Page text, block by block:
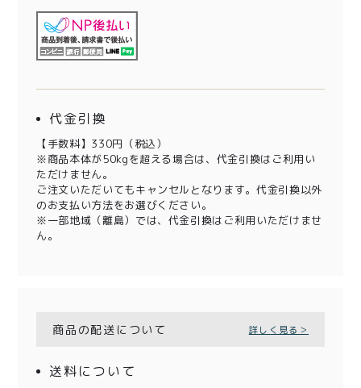
代金引換
【手数料】330円（税込）
※商品本体が50kgを超える場合は、代金引換はご利用い
ただけません。
ご注文いただいてもキャンセルとなります。代金引換以外
のお支払い方法をお選びください。
※一部地域（離島）では、代金引換はご利用いただけませ
ん。
商品の配送について 詳しく見る＞
送料について